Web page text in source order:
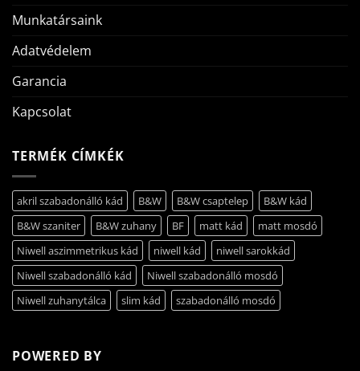
Munkatársaink
Adatvédelem
Garancia
Kapcsolat
TERMÉK CÍMKÉK
akril szabadonálló kád B&W B&W csaptelep
B&W kád
B&W szaniter
B&W zuhany BF matt kád
matt mosdó
Niwell aszimmetrikus kád
niwell kád
niwell sarokkád
Niwell szabadonálló kád
Niwell szabadonálló mosdó
Niwell zuhanytálca
slim kád szabadonálló mosdó
POWERED BY